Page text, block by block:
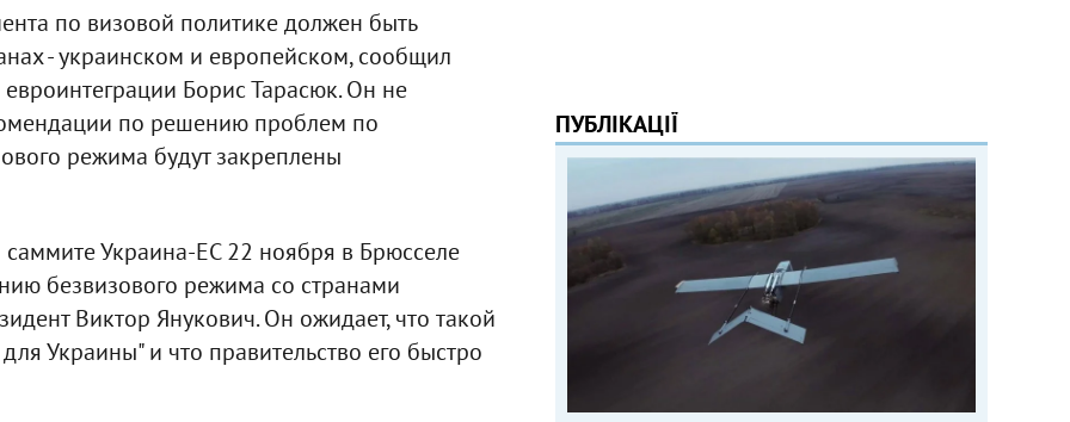
по визовой политике должен быть
- украинском и европейском, сообщил
Борис Тарасюк. Он не
по решению проблем по
режима будут закреплены
Украина-ЕС 22 ноября в Брюсселе
безвизового режима со странами
Виктор Янукович. Он ожидает, что такой
Украины" и что правительство его быстро
ПУБЛІКАЦІЇ